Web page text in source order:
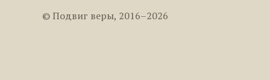
© Подвиг веры, 2016–2026